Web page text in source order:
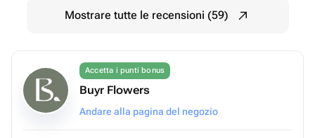
Mostrare tutte le recensioni (59)
Accetta i punti bonus
Buyr Flowers
Andare alla pagina del negozio